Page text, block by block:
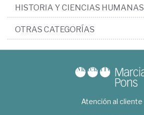
HISTORIA Y CIENCIAS HUMANAS
OTRAS CATEGORÍAS
Atención al cliente